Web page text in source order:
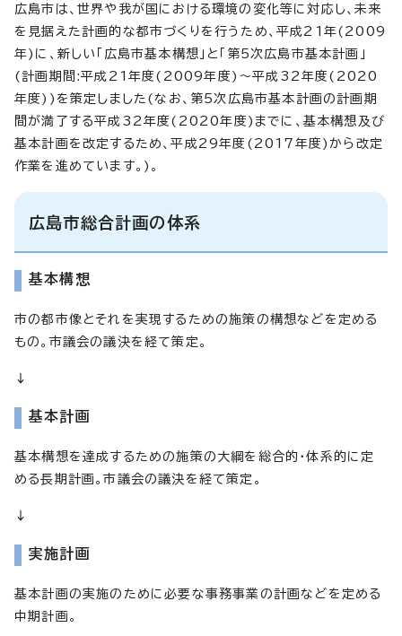
広島市は、世界や我が国における環境の変化等に対応し、未来
を見据えた計画的な都市づくりを行うため、平成21年(2009
年)に、新しい「広島市基本構想」と「第5次広島市基本計画」
(計画期間:平成21年度(2009年度)～平成32年度(2020
年度))を策定しました(なお、第5次広島市基本計画の計画期
間が満了する平成32年度(2020年度)までに、基本構想及び
基本計画を改定するため、平成29年度(2017年度)から改定
作業を進めています。)。
広島市総合計画の体系
基本構想
市の都市像とそれを実現するための施策の構想などを定める
もの。市議会の議決を経て策定。
↓
基本計画
基本構想を達成するための施策の大綱を総合的・体系的に定
める長期計画。市議会の議決を経て策定。
↓
実施計画
基本計画の実施のために必要な事務事業の計画などを定める
中期計画。